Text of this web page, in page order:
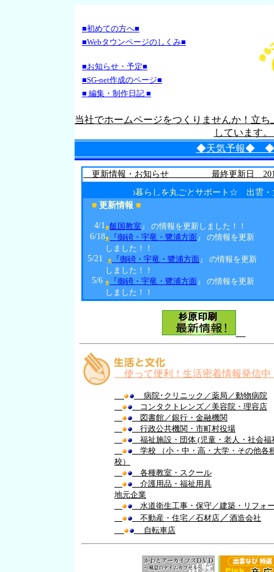
■初めての方へ■
■Webタウンページのしくみ■
■お知らせ・予定■
■SG-net作成のページ■
■ 編集・制作日記 ■
当社でホームページをつくりませんか！立
しています
◆天気予報◆ ◆
更新情報・お知らせ 最終更新日 2018/
あなたの暮らしを丸ごとサポート☆ 出雲・大
使って便利！生活密着情報発信中
病院･クリニック ／薬局 ／動物病院
コンタクトレンズ／美容院 ・ 理容店
図書館／銀行・金融機関
行政公共機関・市町村役場
福祉施設・団体 (児童・老人・社会福
学校 （小・中・高・大学・その他各
校）
各種教室・スクール
介護用品・福祉用具
地元企業
水道衛生工事・保守／建築・リフォ
不動産・住宅／石材店 ／酒造会社
自転車店